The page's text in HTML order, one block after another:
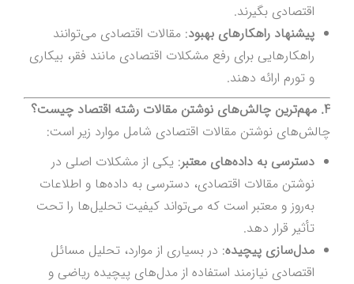
اقتصادی بگیرند.
پیشنهاد راهکارهای بهبود: مقالات اقتصادی می‌توانند
راهکارهایی برای رفع مشکلات اقتصادی مانند فقر، بیکاری
و تورم ارائه دهند.
4. مهم‌ترین چالش‌های نوشتن مقالات رشته اقتصاد چیست؟
چالش‌های نوشتن مقالات اقتصادی شامل موارد زیر است:
دسترسی به داده‌های معتبر: یکی از مشکلات اصلی در
نوشتن مقالات اقتصادی، دسترسی به داده‌ها و اطلاعات
به‌روز و معتبر است که می‌تواند کیفیت تحلیل‌ها را تحت
تأثیر قرار دهد.
مدل‌سازی پیچیده: در بسیاری از موارد، تحلیل مسائل
اقتصادی نیازمند استفاده از مدل‌های پیچیده ریاضی و